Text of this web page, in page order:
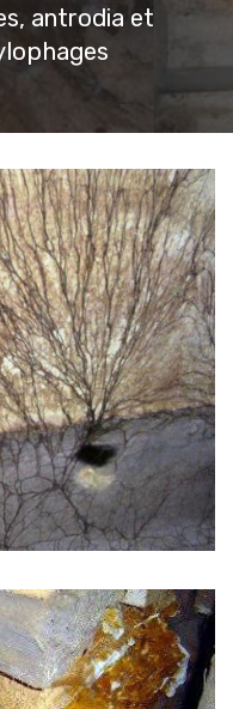
antrodia et